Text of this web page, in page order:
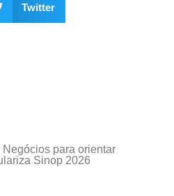
Twitter
para orientar
Sinop 2026